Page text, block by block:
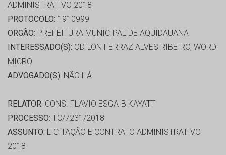
ADMINISTRATIVO 2018
PROTOCOLO: 1910999
ORGÃO: PREFEITURA MUNICIPAL DE AQUIDAUANA
INTERESSADO(S): ODILON FERRAZ ALVES RIBEIRO, WORD
MICRO
ADVOGADO(S): NÃO HÁ
RELATOR: CONS. FLAVIO ESGAIB KAYATT
PROCESSO: TC/7231/2018
ASSUNTO: LICITAÇÃO E CONTRATO ADMINISTRATIVO
2018